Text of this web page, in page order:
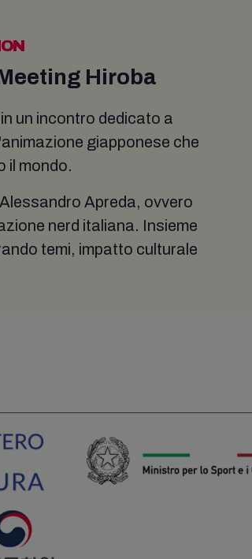
Hiroba
un incontro dedicato a
giapponese che
il mondo.
Apreda, ovvero
nerd italiana. Insieme
temi, impatto culturale